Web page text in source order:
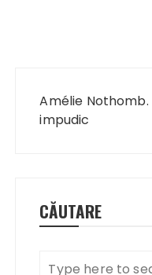
articole
Amélie
impudic
CĂUTARE